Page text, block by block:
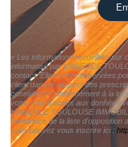
« Les informations recueillies sur
informatisé par L'AGENCE
contact. Elles sont conservées
client dans le respect des
conseillers Conformément à la loi
votre droit d'accès aux données
L'AGENCE TOULOUSE
l'existence de la liste d'opposition
vous pouvez vous inscrire ici :